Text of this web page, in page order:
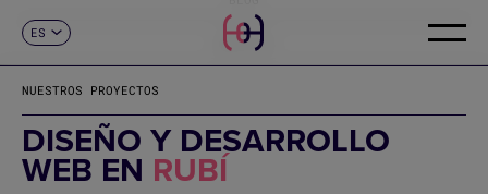
ES
FR
DE
IT
PT
CONTACTO
NUESTROS PROYECTOS
DISEÑO Y DESARROLLO
WEB EN RUBÍ